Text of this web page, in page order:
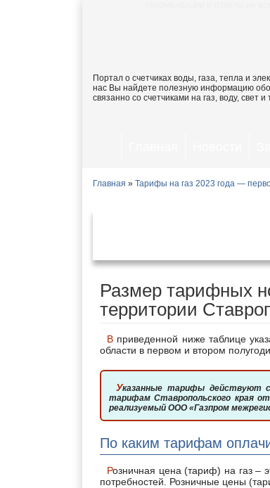
Портал о счетчиках воды, газа, тепла и
нас Вы найдете полезную информацию
связанно со счетчиками на газ, воду, свет и
Главная » Тарифы на газ 2023 года —
Размер тарифных
территории
В приведенной ниже таблице указаны размеры тарифных ставок на газ для всех категорий населения
области в первом и втором
Указанные тарифы действуют с 1 декабря 2022г. на основании Распоряжения Комитета по ценам и
тарифам Ставропольского края
реализуемый ООО «Газпром
По каким тарифам
Розничная цена (тариф) на газ – это цена на газ, реализуемый населению для удовлетворения личных
потребностей. Розничные цены